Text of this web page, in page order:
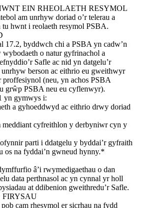
EIN RHEOLAETH RESYMOL
am unrhyw doriad o’r telerau a
tu hwnt i reolaeth resymol PSBA.
17.2, byddwch chi a PSBA yn cadw’n
o natur gyfrinachol a
Safle ac nid yn datgelu’r
berson ac eithrio eu gweithwyr
(neu, yn achos PSBA
grŵp PSBA neu eu cyflenwyr).
yn gymwys i:
a gyhoeddwyd ac eithrio drwy doriad
meddiant cyfreithlon y derbyniwr cyn y
parti i ddatgelu y byddai’r gyfraith
os na fyddai’n gwneud hynny.*
â’i rwymedigaethau o dan
data perthnasol ac yn cynnal yr holl
at ddibenion gweithredu’r Safle.
FIRYSAU
cam rhesymol er sicrhau na fydd